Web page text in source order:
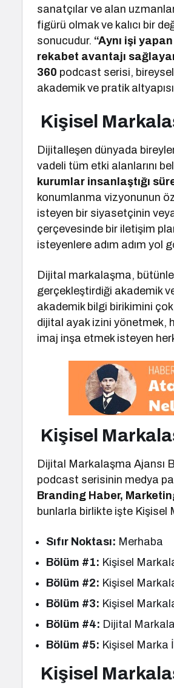
sanatçılar ve alan
figürü olmak ve kalıcı bir
sonucudur. “Aynı işi
rekabet avantajı
360 podcast serisi,
akademik ve pratik
Kişisel
Dijitalleşen dünyada
vadeli tüm etki alanlarını
kurumlar insanlaştığı
konumlanma vizyonunun
isteyen bir siyasetçinin
çerçevesinde bir iletişim
isteyenlere adım adım yol
Dijital markalaşma,
gerçekleştirdiği akademik
akademik bilgi birikimini
dijital ayak izini yönetmek,
imaj inşa etmek isteyen
Kişisel
Dijital Markalaşma Ajansı
podcast serisinin medya
Branding Haber,
bunlarla birlikte işte Kişisel
Sıfır Noktası: Merhaba
Bölüm #1: Kişisel
Bölüm #2: Kişisel
Bölüm #3: Kişisel
Bölüm #4: Dijital
Bölüm #5: Kişisel Marka
Kişisel